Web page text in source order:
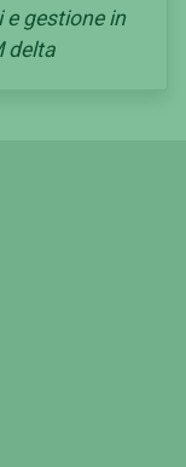
e gestione in
delta